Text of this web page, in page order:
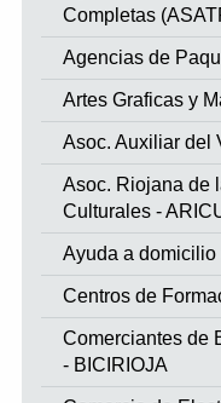
Completas
Agencias de
Artes Graficas y
Asoc. Auxiliar del
Asoc. Riojana de
Culturales -
Ayuda a domicilio
Centros de
Comerciantes de
- BICIRIOJA